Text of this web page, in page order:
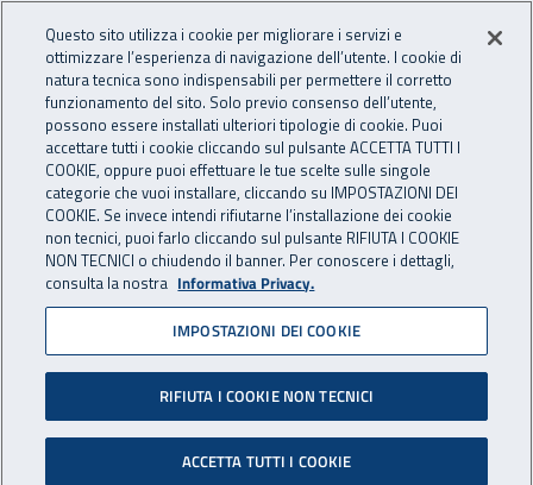
INAIL - Istituto Nazionale
RICERCA E
INNOVAZIONE
TECNOLOGICA
Apri cerca
Navigazione principale
Navigazione - Ti trovi in:
Home Ricerca e Innovazione tecnologica
Ricerca e Innovazione
tecnologica
La ricerca scientifica e l’innovazione tecnologica
La ricerca scientifica e
l’innovazione tecnologica
L’Inail svolge attività di ricerca scientifica e di
Questo sito utilizza i cookie per migliorare i servizi e
ottimizzare l’esperienza di navigazione dell’utente. I cookie di
natura tecnica sono indispensabili per permettere il corretto
funzionamento del sito. Solo previo consenso dell’utente,
possono essere installati ulteriori tipologie di cookie. Puoi
accettare tutti i cookie cliccando sul pulsante ACCETTA TUTTI I
COOKIE, oppure puoi effettuare le tue scelte sulle singole
categorie che vuoi installare, cliccando su IMPOSTAZIONI DEI
COOKIE. Se invece intendi rifiutarne l’installazione dei cookie
non tecnici, puoi farlo cliccando sul pulsante RIFIUTA I COOKIE
NON TECNICI o chiudendo il banner. Per conoscere i dettagli,
consulta la nostra Informativa Privacy.
IMPOSTAZIONI DEI COOKIE
RIFIUTA I COOKIE NON TECNICI
ACCETTA TUTTI I COOKIE